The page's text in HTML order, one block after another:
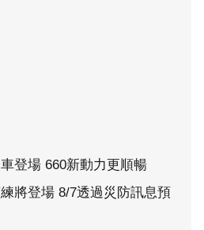
登場 660新動力更順暢
將登場 8/7透過災防訊息預